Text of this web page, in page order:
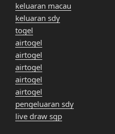
keluaran macau
keluaran sdy
togel
airtogel
airtogel
airtogel
airtogel
airtogel
pengeluaran sdy
live draw sgp